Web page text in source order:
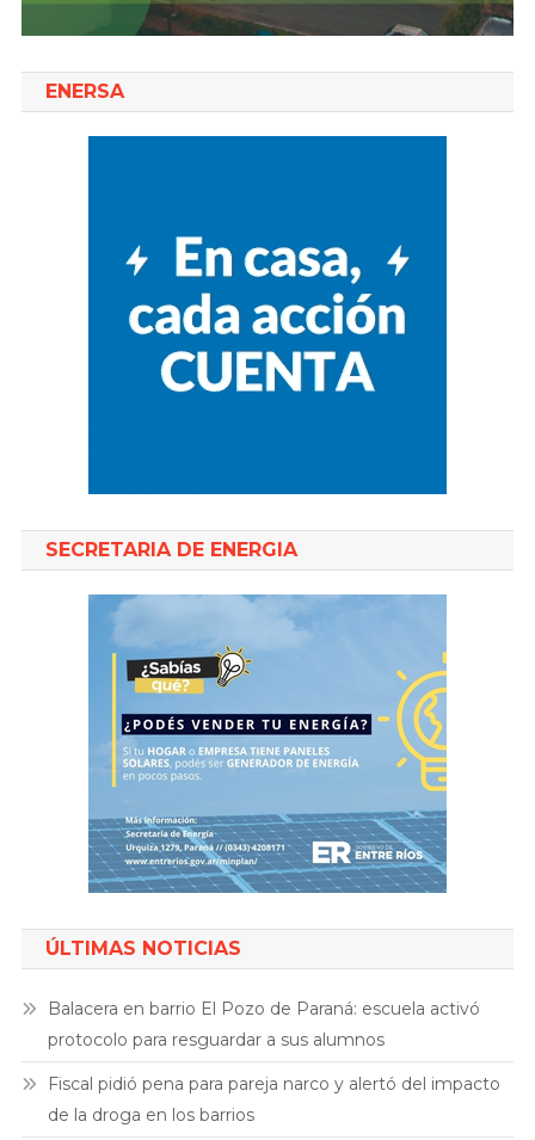
ENERSA
SECRETARIA DE ENERGIA
ÚLTIMAS NOTICIAS
Balacera en barrio El Pozo de Paraná: escuela activó
protocolo para resguardar a sus alumnos
Fiscal pidió pena para pareja narco y alertó del impacto
de la droga en los barrios